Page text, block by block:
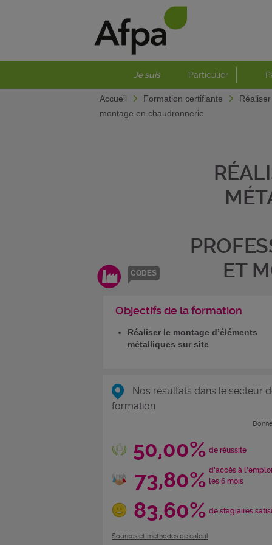
Je suis Particulier
Accueil Formation certifiante
montage en chaudronnerie
CODES
ET
Objectifs de la formation
Réaliser le montage d’éléments
métalliques sur site
Nos résultats dans le secteur
formation
50,00% de réussite
73,80% d'accès à
les 6 mois
83,60% de stagiaires
Sources et méthodes de calcul